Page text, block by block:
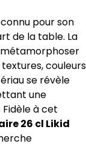
pour son
de la table. La
couleurs
se révèle
une
à cet
26 cl Likid